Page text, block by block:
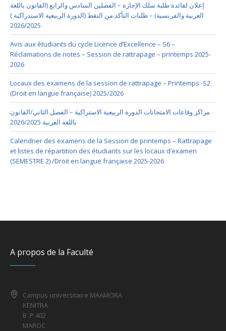
إعلان لفائدة طلبة سلك الإجازة – الفصلين السادس والرابع (القانون باللغة
العربية والفرنسية) – طلبات التأكد من النقط (الدورة الربيعية الاستدراكية )
2026/2025
Avis aux étudiants du cycle Licence d’Excellence – S6 –
Réclamations de notes – Session de rattrapage – printemps 2025-
2026
Locaux des examens de la session de rattrapage – Printemps -S2
(Droit en langue française) 2025/2026
مراكز وقاعات الامتحانات الدورة الربيعية الاستراكية – الفصل الثاني/القانون
باللغة العربية 2026/2025
Calendrier des examens de la Session de printemps – Rattrapage
et listes de répartition des étudiants sur les locaux d’examen
(SEMESTRE 2) /Droit en langue française 2025-2026
A propos de la Faculté
Campus universitaire MAAMORA
KENITRA
B .P 402
MAROC